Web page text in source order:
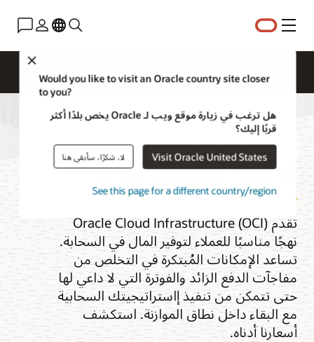
القائمة
Would you like to visit an Oracle country site closer
to you?
هل ترغب في زيارة موقع ويب لـ Oracle يخص بلدًا أكثر
قربًا إليك؟
Visit Oracle United States لا، شكرًا، سأبقى هنا
See this page for a different country/region
قائمة أسعار OCI
تقدم Oracle Cloud Infrastructure (OCI)
نهجًا مناسبًا للعملاء لتوفير المال في السحابة.
تساعد الإمكانات المُبتكرة في التخلص من
مفاجآت الدفع الزائد والفوترة التي لا داعي لها
حتى تتمكن من تنفيذ إاستراتيجيتك السحابية
مع البقاء داخل نطاق الموازنة. استكشف
أسعارنا أدناه.